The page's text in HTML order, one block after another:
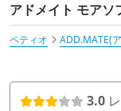
アドメイト モアソ
ペティオ
ADD.MATE(
3.0